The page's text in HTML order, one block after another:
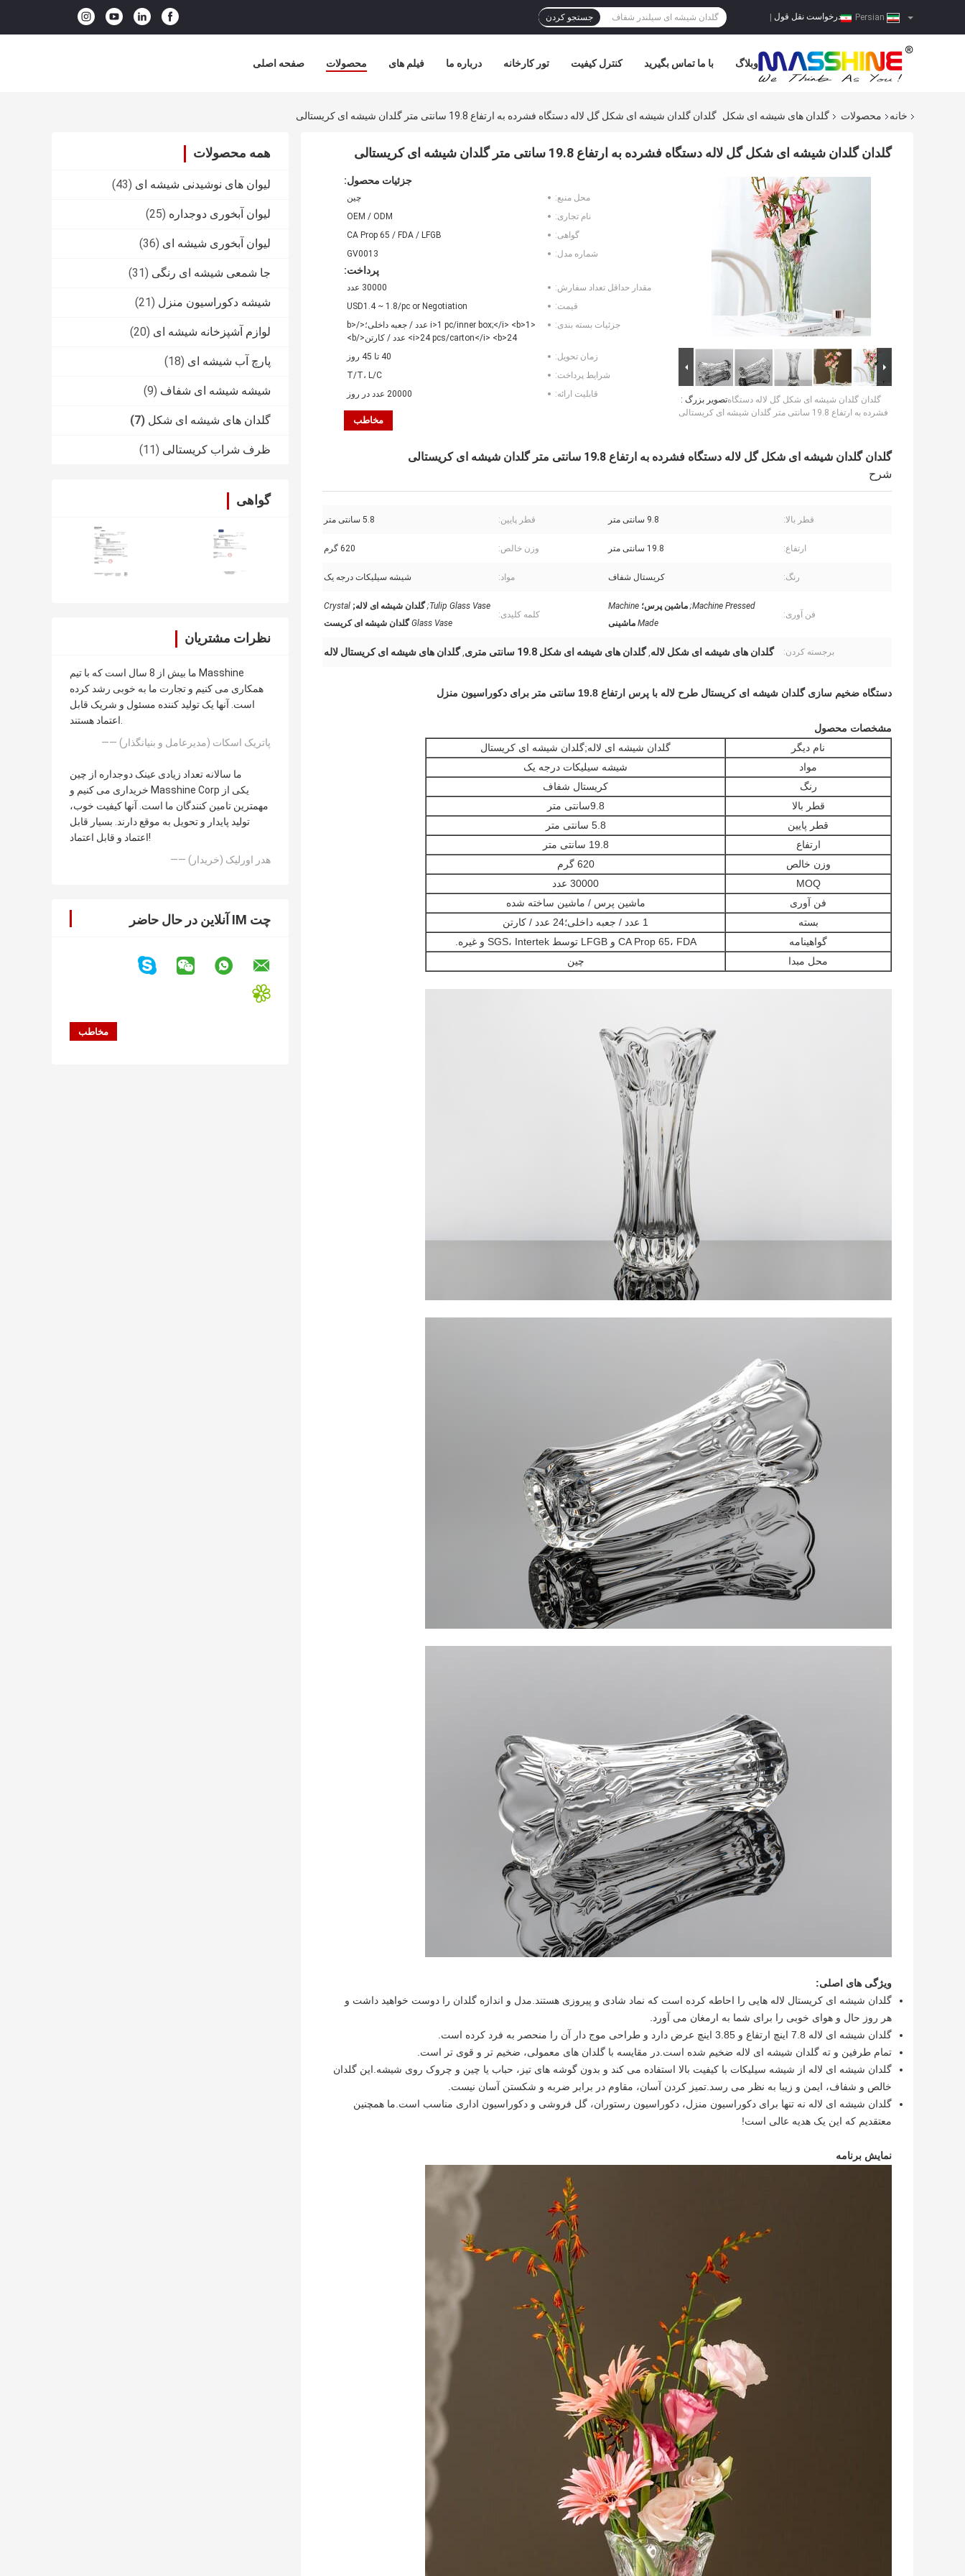
درخواست نقل قول جستجو کردن
صفحه اصلی محصولات فیلم های درباره ما تور کارخانه کنترل کیفیت با ما تماس بگیرید وبلاگ
خانه محصولات گلدان های شیشه ای شکل گلدان گلدان شیشه ای شکل گل لاله دستگاه فشرده به ارتفاع 19.8 سانتی متر گلدان شیشه ای کریستالی
همه محصولات
لیوان های نوشیدنی شیشه ای (43)
لیوان آبخوری دوجداره (25)
لیوان آبخوری شیشه ای (36)
جا شمعی شیشه ای رنگی (31)
شیشه دکوراسیون منزل (21)
لوازم آشپزخانه شیشه ای (20)
پارچ آب شیشه ای (18)
شیشه شیشه ای شفاف (9)
گلدان های شیشه ای شکل (7)
ظرف شراب کریستالی (11)
گواهی
نظرات مشتریان
ما بیش از 8 سال است که با تیم Masshine
همکاری می کنیم و تجارت ما به خوبی رشد کرده
است. آنها یک تولید کننده مسئول و شریک قابل
اعتماد هستند.
—— پاتریک اسکات (مدیرعامل و بنیانگذار)
ما سالانه تعداد زیادی عینک دوجداره از چین
خریداری می کنیم و Masshine Corp یکی از
مهمترین تامین کنندگان ما است. آنها کیفیت خوب،
تولید پایدار و تحویل به موقع دارند. بسیار قابل
اعتماد و قابل اعتماد!
—— هدر اورلیک (خریدار)
چت IM آنلاین در حال حاضر
گلدان گلدان شیشه ای شکل گل لاله دستگاه فشرده به ارتفاع 19.8 سانتی متر گلدان شیشه ای کریستالی
تصویر بزرگ :گلدان گلدان شیشه ای شکل گل لاله دستگاه
فشرده به ارتفاع 19.8 سانتی متر گلدان شیشه ای کریستالی
جزئیات محصول:
محل منبع:
چین
نام تجاری:
OEM / ODM
گواهی:
CA Prop 65 / FDA / LFGB
شماره مدل:
GV0013
پرداخت:
مقدار حداقل تعداد سفارش:
30000 عدد
قیمت:
USD1.4 ~ 1.8/pc or Negotiation
جزئیات بسته بندی:
<i>1 pc/inner box;</i> <b>1 عدد / جعبه داخلی؛</b>
<i>24 pcs/carton</i> <b>24 عدد / کارتن</b>
زمان تحویل:
40 تا 45 روز
شرایط پرداخت:
T/T، L/C
قابلیت ارائه:
20000 عدد در روز
مخاطب
گلدان گلدان شیشه ای شکل گل لاله دستگاه فشرده به ارتفاع 19.8 سانتی متر گلدان شیشه ای کریستالی
شرح
قطر بالا: 9.8 سانتی متر قطر پایین: 5.8 سانتی متر
ارتفاع: 19.8 سانتی متر وزن خالص: 620 گرم
رنگ: کریستال شفاف مواد: شیشه سیلیکات درجه یک
فن آوری:
Machine Pressed; ماشین پرس؛ Machine
Made ماشینی
کلمه کلیدی:
Tulip Glass Vase; گلدان شیشه ای لاله; Crystal
Glass Vase گلدان شیشه ای کریست
برجسته کردن: گلدان های شیشه ای شکل لاله, گلدان های شیشه ای شکل 19.8 سانتی متری , گلدان های شیشه ای کریستال لاله
دستگاه ضخیم سازی گلدان شیشه ای کریستال طرح لاله با پرس ارتفاع 19.8 سانتی متر برای دکوراسیون منزل
مشخصات محصول
نام دیگر
گلدان شیشه ای لاله;گلدان شیشه ای کریستال
مواد
شیشه سیلیکات درجه یک
رنگ
کریستال شفاف
قطر بالا
9.8سانتی متر
قطر پایین
5.8 سانتی متر
ارتفاع
19.8 سانتی متر
وزن خالص
620 گرم
MOQ
30000 عدد
فن آوری
ماشین پرس / ماشین ساخته شده
بسته
1 عدد / جعبه داخلی؛24 عدد / کارتن
گواهینامه
CA Prop 65، FDA و LFGB توسط SGS، Intertek و غیره.
محل مبدا
چین
ویژگی های اصلی:
گلدان شیشه ای کریستال لاله هایی را احاطه کرده است که نماد شادی و پیروزی هستند.مدل و اندازه گلدان را دوست خواهید داشت و
هر روز حال و هوای خوبی را برای شما به ارمغان می آورد.
گلدان شیشه ای لاله 7.8 اینچ ارتفاع و 3.85 اینچ عرض دارد و طراحی موج دار آن را منحصر به فرد کرده است.
تمام طرفین و ته گلدان شیشه ای لاله ضخیم شده است.در مقایسه با گلدان های معمولی، ضخیم تر و قوی تر است.
گلدان شیشه ای لاله از شیشه سیلیکات با کیفیت بالا استفاده می کند و بدون گوشه های تیز، حباب یا چین و چروک روی شیشه.این گلدان
خالص و شفاف، ایمن و زیبا به نظر می رسد.تمیز کردن آسان، مقاوم در برابر ضربه و شکستن آسان نیست.
گلدان شیشه ای لاله نه تنها برای دکوراسیون منزل، دکوراسیون رستوران، گل فروشی و دکوراسیون اداری مناسب است.ما همچنین
معتقدیم که این یک هدیه عالی است!
نمایش برنامه